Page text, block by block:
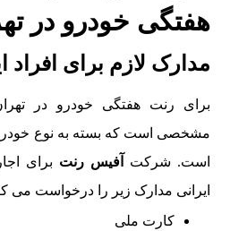
هفتگی خودرو در
مدارک لازم برای افراد
برای رنت هفتگی خودرو در
مشخصی است که بسته به نوع
است. شرکت
آفیس رنت برای
ایرانی مدارک زیر را درخواست می
کارت ملی